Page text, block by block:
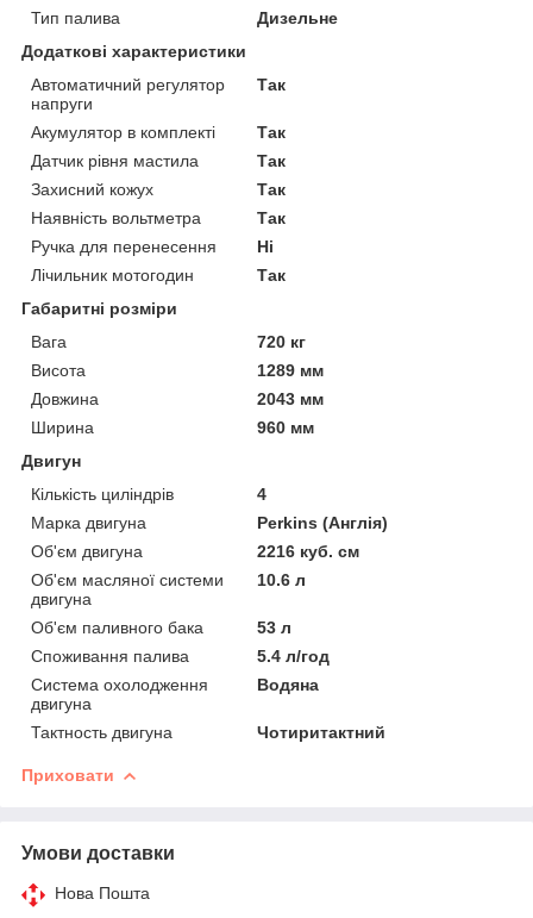
Тип палива
Дизельне
Додаткові характеристики
Автоматичний регулятор
напруги
Так
Акумулятор в комплекті
Так
Датчик рівня мастила
Так
Захисний кожух
Так
Наявність вольтметра
Так
Ручка для перенесення
Ні
Лічильник мотогодин
Так
Габаритні розміри
Вага
720 кг
Висота
1289 мм
Довжина
2043 мм
Ширина
960 мм
Двигун
Кількість циліндрів
4
Марка двигуна
Perkins (Англія)
Об'єм двигуна
2216 куб. см
Об'єм масляної системи
двигуна
10.6 л
Об'єм паливного бака
53 л
Споживання палива
5.4 л/год
Система охолодження
двигуна
Водяна
Тактность двигуна Чотиритактний
Приховати
Умови доставки
Нова Пошта